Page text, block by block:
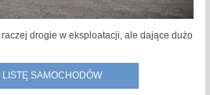
drogie w eksploatacji, ale dające dużo
LISTĘ SAMOCHODÓW